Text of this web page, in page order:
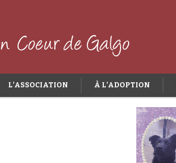
L’ASSOCIATION À L’ADOPTION